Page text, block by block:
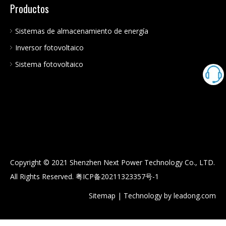
Productos
Sistemas de almacenamiento de energía
Inversor fotovoltaico
Sistema fotovoltaico
Copyright © 2021 Shenzhen Next Power Technology Co., LTD.
All Rights Reserved. 粤ICP备20211323357号-1
Sitemap | Technology by leadong.com